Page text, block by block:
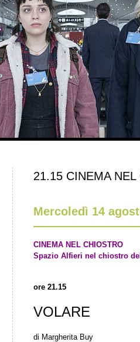
21.15 CINEMA
Mercoledì 14
CINEMA NEL CHIOSTRO
Spazio Alfieri nel chiostro
ore 21.15
VOLARE
di Margherita Buy